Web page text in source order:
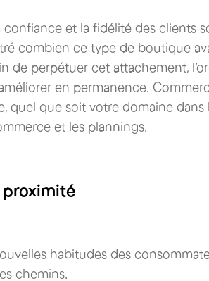
et la fidélité des clients
combien ce type de boutique
de perpétuer cet attachement,
en permanence.
quel que soit votre domaine dans
et les plannings.
proximité
habitudes des
chemins.